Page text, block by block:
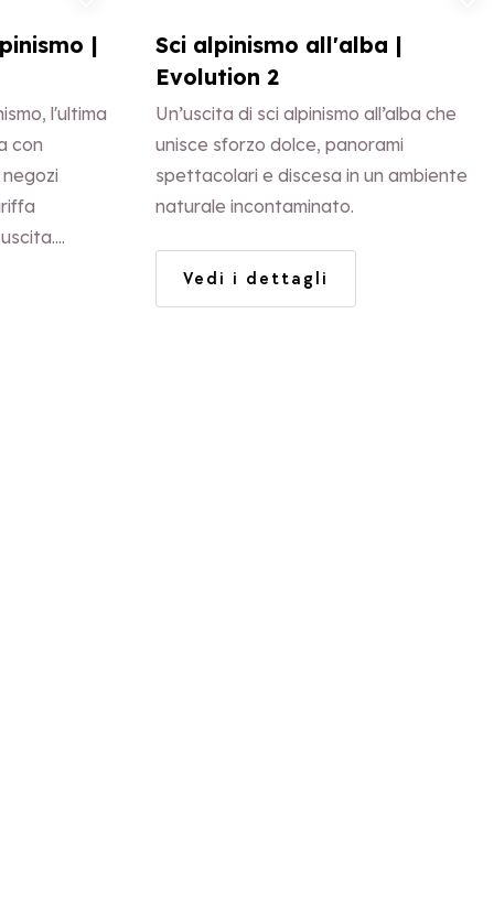
|
l'ultima
con
Sci alpinismo all'alba |
Evolution 2
Un’uscita di sci alpinismo all’alba che
unisce sforzo dolce, panorami
spettacolari e discesa in un ambiente
naturale incontaminato.
Vedi i dettagli